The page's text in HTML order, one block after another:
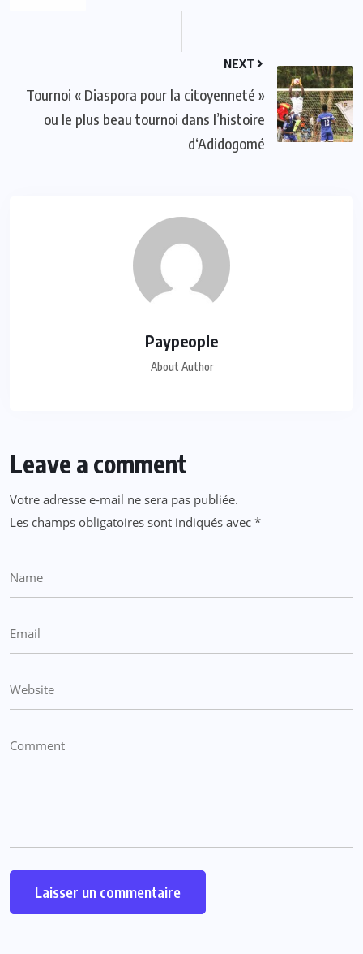
NEXT
Tournoi « Diaspora pour la citoyenneté »
ou le plus beau tournoi dans l’histoire
d‘Adidogomé
Paypeople
About Author
Leave a comment
Votre adresse e-mail ne sera pas publiée.
Les champs obligatoires sont indiqués avec *